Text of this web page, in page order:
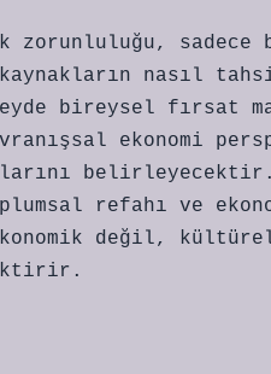
zorunluluğu,
kaynakların nasıl
bireysel fırsat
ekonomi
refahı ve
değil,